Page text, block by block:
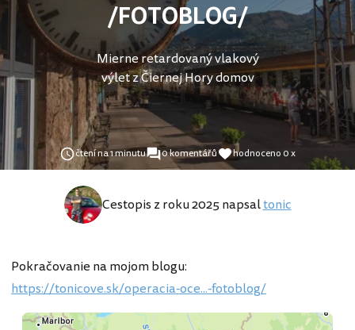
/FOTOBLOG/
Mierne retardovaný vlakový
výlet z Čiernej Hory domov
čtení na 1 minutu 0 komentářů hodnoceno 0 x
Cestopis z roku 2025 napsaltonic
Pokračovanie na mojom blogu:
https://tonicove.sk/operacia-oce...-fotoblog/